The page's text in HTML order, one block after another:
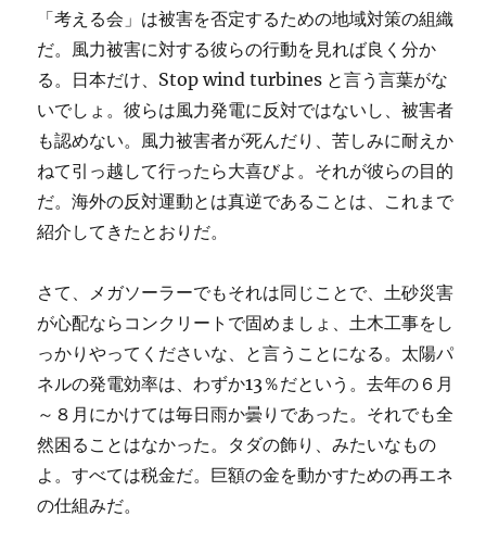
「考える会」は被害を否定するための地域対策の組織
だ。風力被害に対する彼らの行動を見れば良く分か
る。日本だけ、Stop wind turbines と言う言葉がな
いでしょ。彼らは風力発電に反対ではないし、被害者
も認めない。風力被害者が死んだり、苦しみに耐えか
ねて引っ越して行ったら大喜びよ。それが彼らの目的
だ。海外の反対運動とは真逆であることは、これまで
紹介してきたとおりだ。
さて、メガソーラーでもそれは同じことで、土砂災害
が心配ならコンクリートで固めましょ、土木工事をし
っかりやってくださいな、と言うことになる。太陽パ
ネルの発電効率は、わずか13％だという。去年の６月
～８月にかけては毎日雨か曇りであった。それでも全
然困ることはなかった。タダの飾り、みたいなもの
よ。すべては税金だ。巨額の金を動かすための再エネ
の仕組みだ。